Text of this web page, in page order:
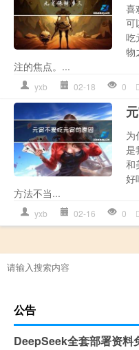
喜
可
吃
物
注的焦点。...
yxb 02-18 0
为
是
和
好
方法不当...
yxb 02-16 0
公告
DeepSeek全套部署资料